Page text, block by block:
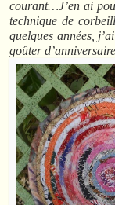
courant…J’en ai
technique de
quelques années,
goûter